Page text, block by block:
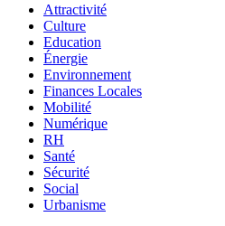
Attractivité
Culture
Education
Énergie
Environnement
Finances Locales
Mobilité
Numérique
RH
Santé
Sécurité
Social
Urbanisme